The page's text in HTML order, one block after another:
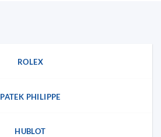
ROLEX
PATEK PHILIPPE
HUBLOT